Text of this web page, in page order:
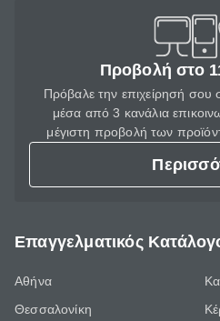
Προβολή στο
Πρόβαλε την επιχείρησή
μέσα από 3 κανάλια
μέγιστη προβολή των
Επαγγελματικός
Αθήνα
Θεσσαλονίκη